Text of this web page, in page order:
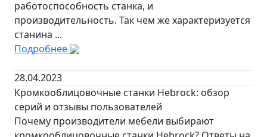
работоспособность станка, и
производительность. Так чем же характеризуется
станина ...
Подробнее
28.04.2023
Кромкооблицовочные станки Hebrock: обзор
серий и отзывы пользователей
Почему производители мебели выбирают